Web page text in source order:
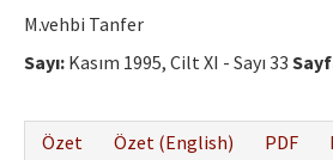
M.vehbi Tanfer
Sayı: Kasım 1995, Cilt XI - Sayı 33
Özet
Özet (English) PDF